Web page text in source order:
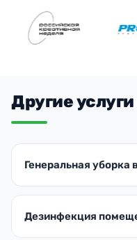
Другие
Генеральная уборка
Дезинфекция